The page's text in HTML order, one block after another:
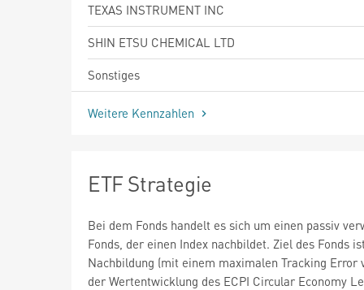
TEXAS INSTRUMENT INC
SHIN ETSU CHEMICAL LTD
Sonstiges
Weitere Kennzahlen
ETF Strategie
Bei dem Fonds handelt es sich um einen passiv
Fonds, der einen Index nachbildet. Ziel des Fonds
Nachbildung (mit einem maximalen Tracking Error
der Wertentwicklung des ECPI Circular Economy